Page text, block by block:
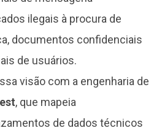
ilegais à procura de
documentos confidenciais
de usuários.
visão com a engenharia de
, que mapeia
de dados técnicos